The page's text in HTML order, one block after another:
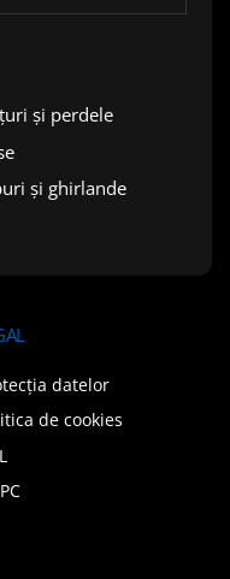
și perdele
și ghirlande
datelor
de cookies